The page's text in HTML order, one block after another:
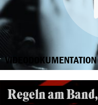
Regeln am